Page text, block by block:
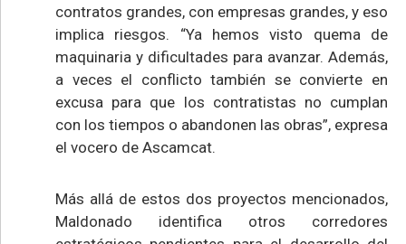
contratos grandes, con empresas grandes, y eso
implica riesgos. “Ya hemos visto quema de
maquinaria y dificultades para avanzar. Además,
a veces el conflicto también se convierte en
excusa para que los contratistas no cumplan
con los tiempos o abandonen las obras”, expresa
el vocero de Ascamcat.
Más allá de estos dos proyectos mencionados,
Maldonado identifica otros corredores